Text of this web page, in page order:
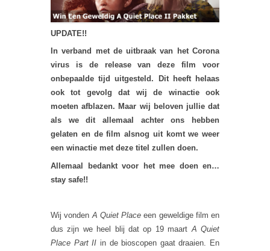
UPDATE!!
In verband met de uitbraak van het Corona
virus is de release van deze film voor
onbepaalde tijd uitgesteld. Dit heeft helaas
ook tot gevolg dat wij de winactie ook
moeten afblazen. Maar wij beloven jullie dat
als we dit allemaal achter ons hebben
gelaten en de film alsnog uit komt we weer
een winactie met deze titel zullen doen.
Allemaal bedankt voor het mee doen en…
stay safe!!
Wij vonden A Quiet Place een geweldige film en
dus zijn we heel blij dat op 19 maart A Quiet
Place Part II in de bioscopen gaat draaien. En